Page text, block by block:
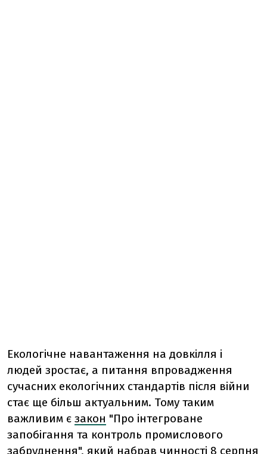
Екологічне навантаження на довкілля і
людей зростає, а питання впровадження
сучасних екологічних стандартів після війни
стає ще більш актуальним. Тому таким
важливим є закон "Про інтегроване
запобігання та контроль промислового
забруднення", який набрав чинності 8 серпня